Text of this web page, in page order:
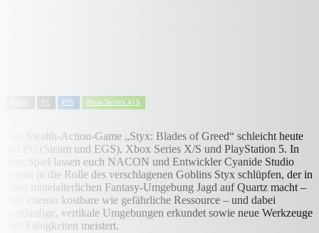
PC PS5 Xbox Series X|S
Das Stealth-Action-Game „Styx: Blades of Greed“ schleicht heute
auf PC (Steam und EGS), Xbox Series X/S und PlayStation 5. In
dem Spiel lassen euch NACON und Entwickler Cyanide Studio
erneut in die Rolle des verschlagenen Goblins Styx schlüpfen, der in
einer mittelalterlichen Fantasy-Umgebung Jagd auf Quartz macht –
eine ebenso kostbare wie gefährliche Ressource – und dabei
weitläufige, vertikale Umgebungen erkundet sowie neue Werkzeuge
und Fähigkeiten meistert.